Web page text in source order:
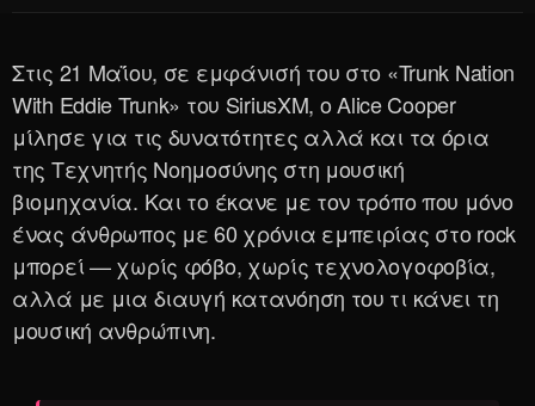
Στις 21 Μαΐου, σε εμφάνισή του στο «Trunk Nation
With Eddie Trunk» του SiriusXM, ο Alice Cooper
μίλησε για τις δυνατότητες αλλά και τα όρια
της Τεχνητής Νοημοσύνης στη μουσική
βιομηχανία. Και το έκανε με τον τρόπο που μόνο
ένας άνθρωπος με 60 χρόνια εμπειρίας στο rock
μπορεί — χωρίς φόβο, χωρίς τεχνολογοφοβία,
αλλά με μια διαυγή κατανόηση του τι κάνει τη
μουσική ανθρώπινη.